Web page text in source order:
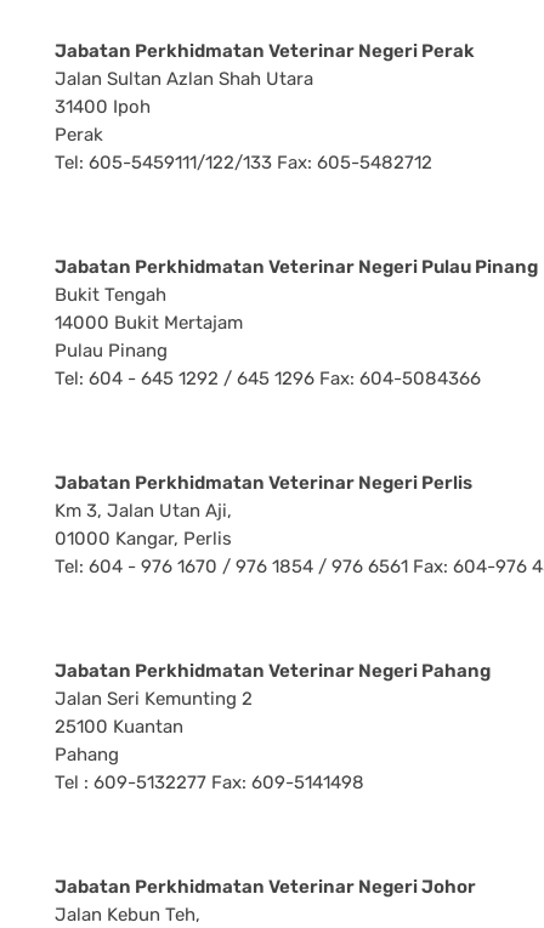
Jabatan Perkhidmatan Veterinar Negeri Perak
Jalan Sultan Azlan Shah Utara
31400 Ipoh
Perak
Tel: 605-5459111/122/133 Fax: 605-5482712
Jabatan Perkhidmatan Veterinar Negeri Pulau Pinang
Bukit Tengah
14000 Bukit Mertajam
Pulau Pinang
Tel: 604 - 645 1292 / 645 1296 Fax: 604-5084366
Jabatan Perkhidmatan Veterinar Negeri Perlis
Km 3, Jalan Utan Aji,
01000 Kangar, Perlis
Tel: 604 - 976 1670 / 976 1854 / 976 6561 Fax: 604-976
Jabatan Perkhidmatan Veterinar Negeri Pahang
Jalan Seri Kemunting 2
25100 Kuantan
Pahang
Tel : 609-5132277 Fax: 609-5141498
Jabatan Perkhidmatan Veterinar Negeri Johor
Jalan Kebun Teh,